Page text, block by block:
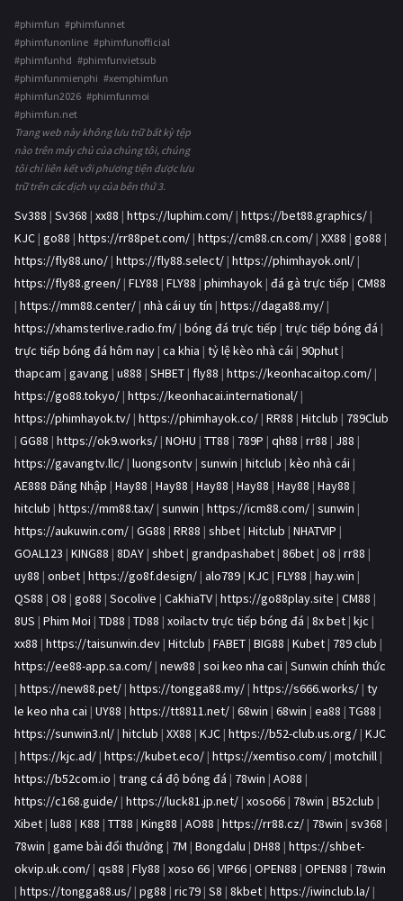
#phimfun #phimfunnet
#phimfunonline #phimfunofficial
#phimfunhd #phimfunvietsub
#phimfunmienphi #xemphimfun
#phimfun2026 #phimfunmoi
#phimfun.net
Trang web này không lưu trữ bất kỳ tệp
nào trên máy chủ của chúng tôi, chúng
tôi chỉ liên kết với phương tiện được lưu
trữ trên các dịch vụ của bên thứ 3.
Sv388 | Sv368 | xx88 | https://luphim.com/ | https://bet88.graphics/ |
KJC | go88 | https://rr88pet.com/ | https://cm88.cn.com/ | XX88 | go88 |
https://fly88.uno/ | https://fly88.select/ | https://phimhayok.onl/ |
https://fly88.green/ | FLY88 | FLY88 | phimhayok | đá gà trực tiếp | CM88
| https://mm88.center/ | nhà cái uy tín | https://daga88.my/ |
https://xhamsterlive.radio.fm/ | bóng đá trực tiếp | trực tiếp bóng đá |
trực tiếp bóng đá hôm nay | ca khia | tỷ lệ kèo nhà cái | 90phut |
thapcam | gavang | u888 | SHBET | fly88 | https://keonhacaitop.com/ |
https://go88.tokyo/ | https://keonhacai.international/ |
https://phimhayok.tv/ | https://phimhayok.co/ | RR88 | Hitclub | 789Club
| GG88 | https://ok9.works/ | NOHU | TT88 | 789P | qh88 | rr88 | J88 |
https://gavangtv.llc/ | luongsontv | sunwin | hitclub | kèo nhà cái |
AE888 Đăng Nhập | Hay88 | Hay88 | Hay88 | Hay88 | Hay88 | Hay88 |
hitclub | https://mm88.tax/ | sunwin | https://icm88.com/ | sunwin |
https://aukuwin.com/ | GG88 | RR88 | shbet | Hitclub | NHATVIP |
GOAL123 | KING88 | 8DAY | shbet | grandpashabet | 86bet | o8 | rr88 |
uy88 | onbet | https://go8f.design/ | alo789 | KJC | FLY88 | hay.win |
QS88 | O8 | go88 | Socolive | CakhiaTV | https://go88play.site | CM88 |
8US | Phim Moi | TD88 | TD88 | xoilactv trực tiếp bóng đá | 8x bet | kjc |
xx88 | https://taisunwin.dev | Hitclub | FABET | BIG88 | Kubet | 789 club |
https://ee88-app.sa.com/ | new88 | soi keo nha cai | Sunwin chính thức
| https://new88.pet/ | https://tongga88.my/ | https://s666.works/ | ty
le keo nha cai | UY88 | https://tt8811.net/ | 68win | 68win | ea88 | TG88 |
https://sunwin3.nl/ | hitclub | XX88 | KJC | https://b52-club.us.org/ | KJC
| https://kjc.ad/ | https://kubet.eco/ | https://xemtiso.com/ | motchill |
https://b52com.io | trang cá độ bóng đá | 78win | AO88 |
https://c168.guide/ | https://luck81.jp.net/ | xoso66 | 78win | B52club |
Xibet | lu88 | K88 | TT88 | King88 | AO88 | https://rr88.cz/ | 78win | sv368 |
78win | game bài đổi thưởng | 7M | Bongdalu | DH88 | https://shbet-
okvip.uk.com/ | qs88 | Fly88 | xoso 66 | VIP66 | OPEN88 | OPEN88 | 78win
| https://tongga88.us/ | pg88 | ric79 | S8 | 8kbet | https://iwinclub.la/ |